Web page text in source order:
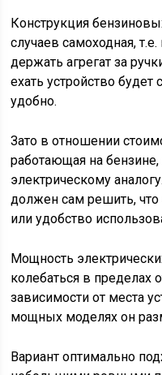
Конструкция
случаев самоходная,
держать агрегат за
ехать устройство будет
удобно.
Зато в отношении
работающая на
электрическому
должен сам решить,
или удобство
Мощность
колебаться в пределах
зависимости от места
мощных моделях он
Вариант оптимально